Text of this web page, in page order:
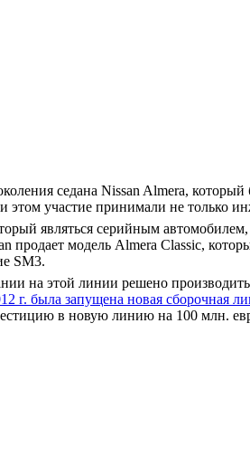
седана Nissan Almera,
этом участие принимали не только
являться серийным
продает модель Almera Classic,
SM3.
на этой линии решено
г. была запущена новая сборочная
в новую линию на 100 млн.